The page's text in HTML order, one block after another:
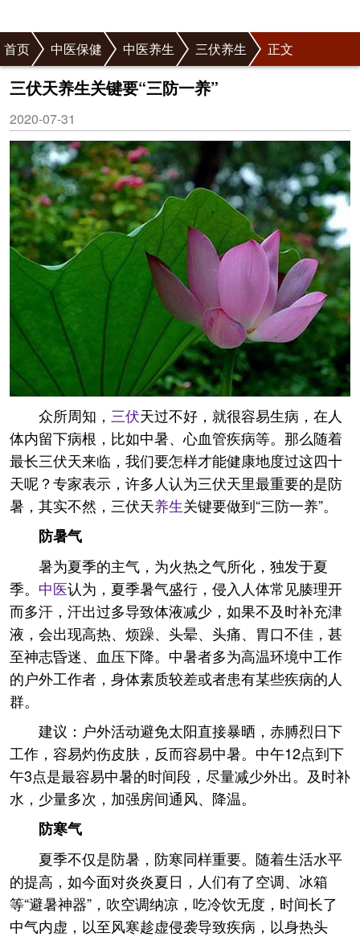
首页 中医保健 中医养生 三伏养生 正文
三伏天养生关键要“三防一养”
2020-07-31
众所周知， 三伏天过不好，就很容易生病，在人
体内留下病根，比如中暑、心血管疾病等。那么随着
最长三伏天来临，我们要怎样才能健康地度过这四十
天呢？专家表示，许多人认为三伏天里最重要的是防
暑，其实不然，三伏天养生关键要做到“三防一养”。
防暑气
暑为夏季的主气，为火热之气所化，独发于夏
季。 中医认为，夏季暑气盛行，侵入人体常见腠理开
而多汗，汗出过多导致体液减少，如果不及时补充津
液，会出现高热、烦躁、头晕、头痛、胃口不佳，甚
至神志昏迷、血压下降。中暑者多为高温环境中工作
的户外工作者，身体素质较差或者患有某些疾病的人
群。
建议：户外活动避免太阳直接暴晒，赤膊烈日下
工作，容易灼伤皮肤，反而容易中暑。中午12点到下
午3点是最容易中暑的时间段，尽量减少外出。及时补
水，少量多次，加强房间通风、降温。
防寒气
夏季不仅是防暑，防寒同样重要。随着生活水平
的提高，如今面对炎炎夏日，人们有了空调、冰箱
等“避暑神器”，吹空调纳凉，吃冷饮无度，时间长了
中气内虚，以至风寒趁虚侵袭导致疾病，以身热头